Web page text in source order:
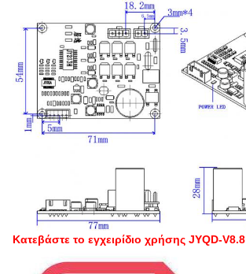
Κατεβάστε το εγχειρίδιο χρήσης JYQD-V8.8